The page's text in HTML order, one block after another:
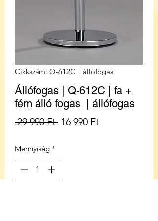
Cikkszám: Q-612C | állófogas
Állófogas | Q-612C | fa +
fém álló fogas | állófogas
29 990 Ft Szokásos
16 990 FtAkciós
Mennyiség *